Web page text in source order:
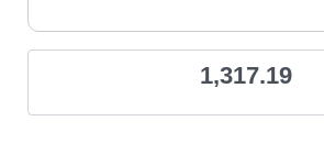
1,317.19